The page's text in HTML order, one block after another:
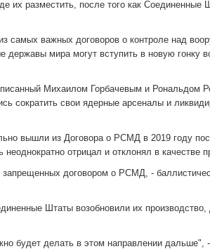
их разместить, после того как Соединенные
самых важных договоров о контроле над
мира могут вступить в новую гонку
Михаилом Горбачевым и Рональдом
сократить свои ядерные арсеналы и
вышли из Договора о РСМД в 2019 году
отрицал и отклонял в качестве
запрещенных договором о РСМД, -
Штаты возобновили их производство,
будет делать в этом направлении дальше", -